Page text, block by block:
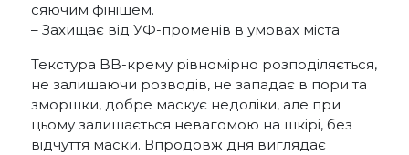
сяючим фінішем.
– Захищає від УФ-променів в умовах міста
Текстура BB-крему рівномірно розподіляється,
не залишаючи розводів, не западає в пори та
зморшки, добре маскує недоліки, але при
цьому залишається невагомою на шкірі, без
відчуття маски. Впродовж дня виглядає